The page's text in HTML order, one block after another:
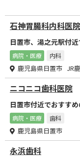
石神胃腸科内科医院
日置市、湯之元駅付
病院・医療 内科
鹿児島県日置市 JR
ニコニコ歯科医院
日置市付近でおすす
病院・医療 歯科
鹿児島県日置市
永浜歯科